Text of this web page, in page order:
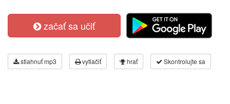
začať sa učiť
stiahnuť mp3 vytlačiť hrať Skontrolujte sa